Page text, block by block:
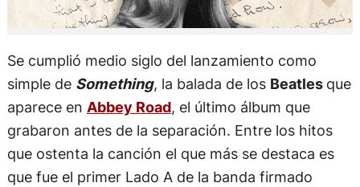
Se cumplió medio siglo del lanzamiento como
simple de Something, la balada de los Beatles que
aparece en Abbey Road, el último álbum que
grabaron antes de la separación. Entre los hitos
que ostenta la canción el que más se destaca es
que fue el primer Lado A de la banda firmado